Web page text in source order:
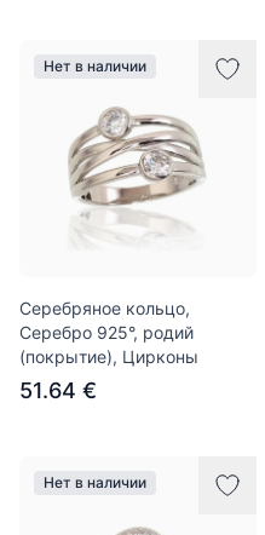
Нет в наличии
Серебряное кольцо,
Серебро 925°, родий
(покрытие), Цирконы
51.64 €
Нет в наличии